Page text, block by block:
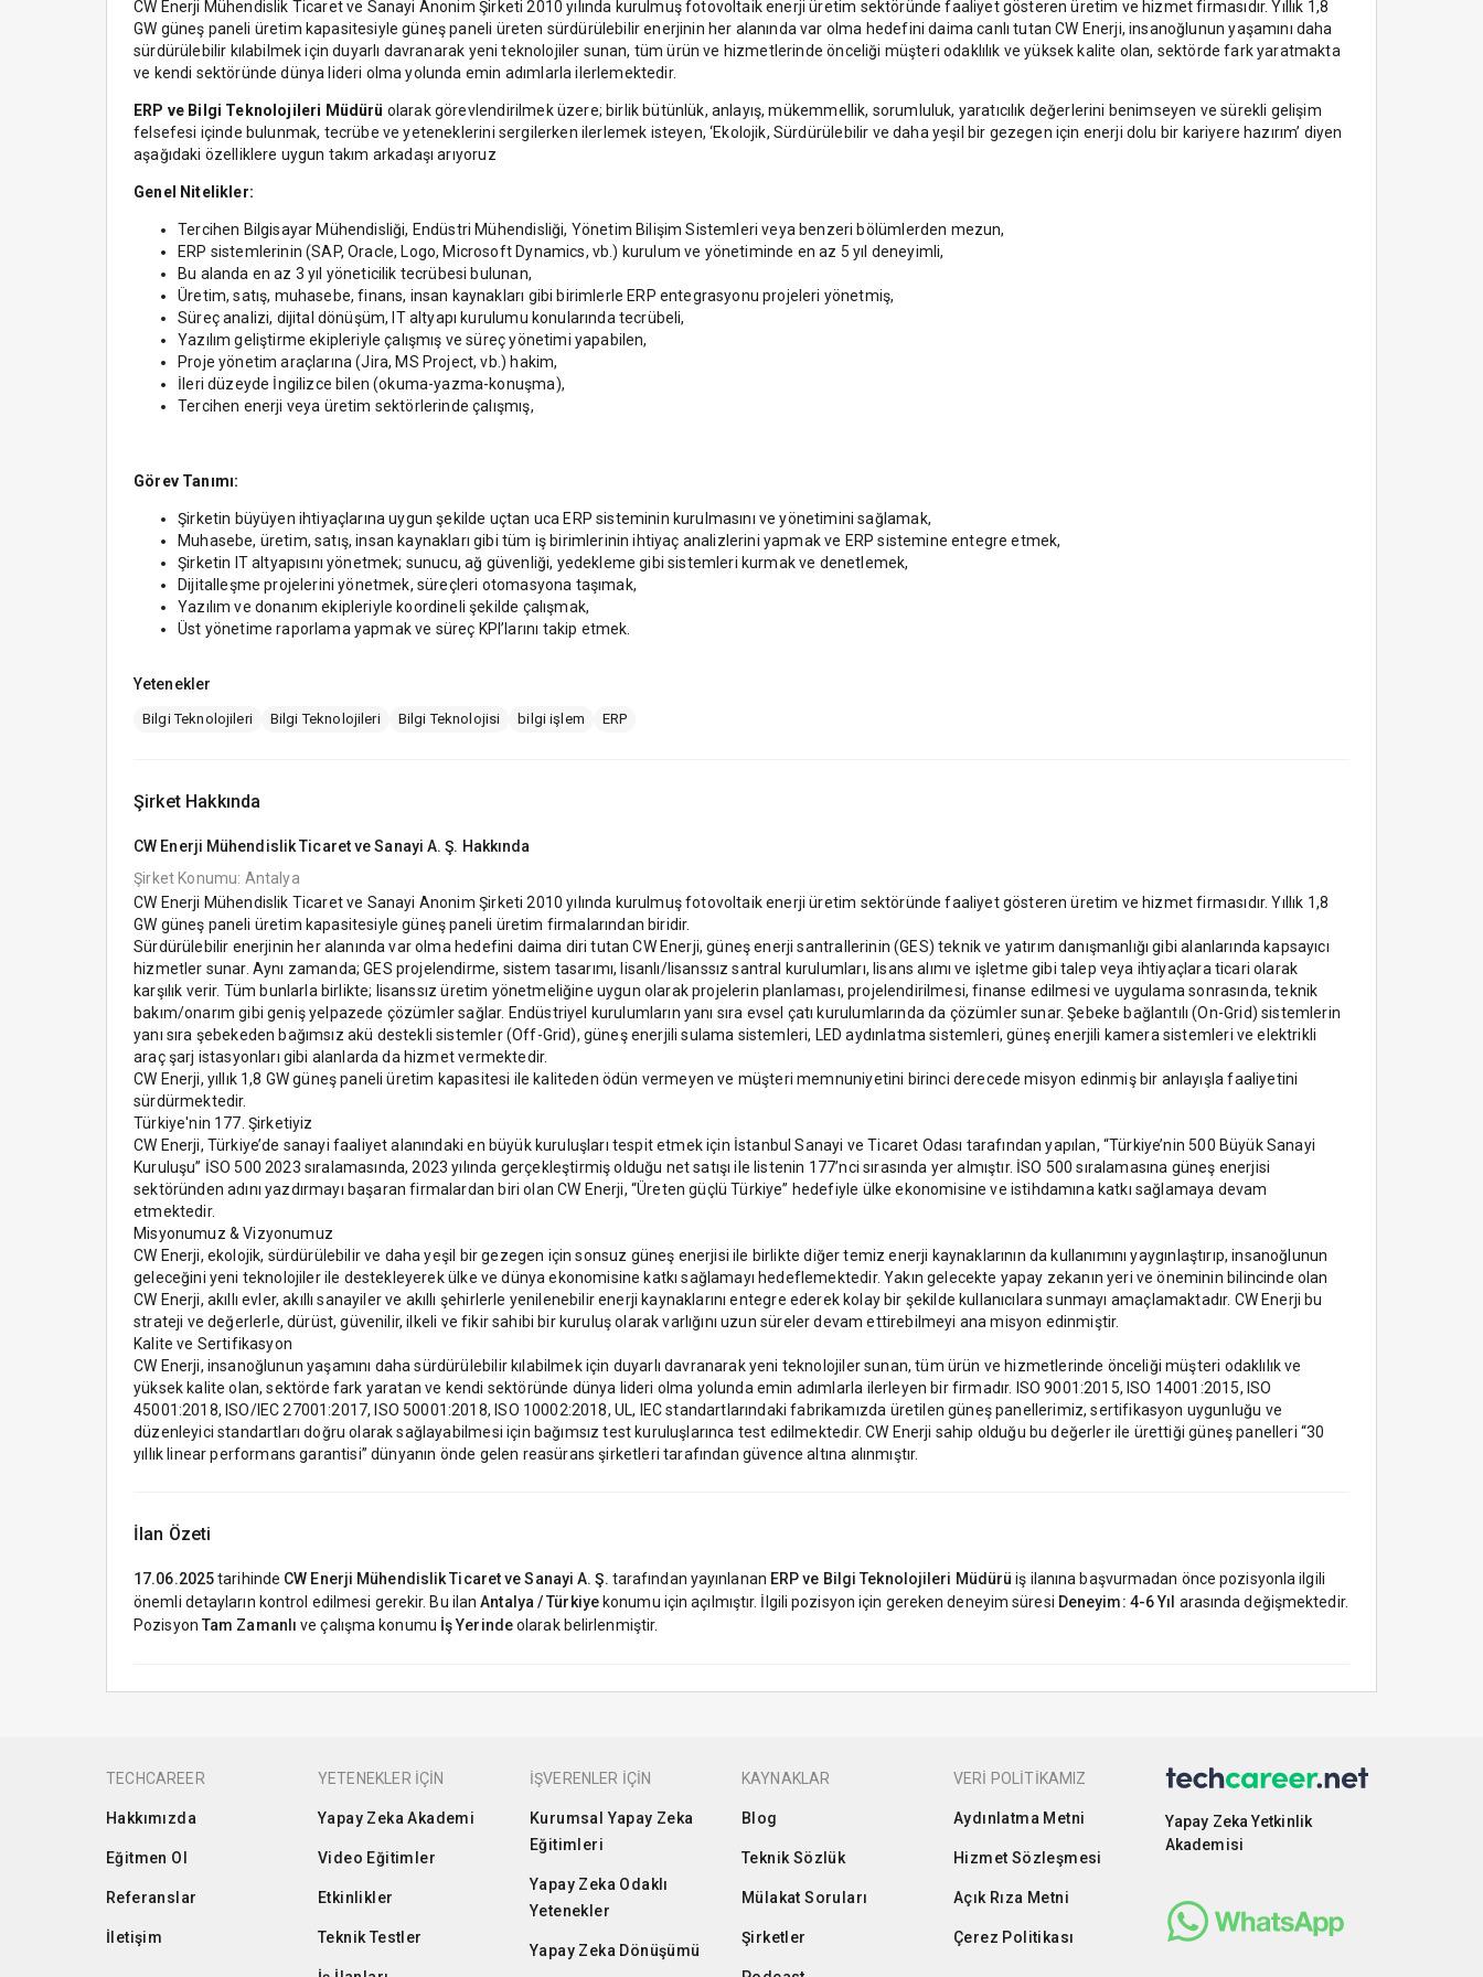
CW Enerji Mühendislik Ticaret ve Sanayi Anonim Şirketi 2010 yılında kurulmuş fotovoltaik enerji üretim sektöründe faaliyet gösteren üretim ve hizmet firmasıdır. Yıllık 1,8
GW güneş paneli üretim kapasitesiyle güneş paneli üreten sürdürülebilir enerjinin her alanında var olma hedefini daima canlı tutan CW Enerji, insanoğlunun yaşamını daha
sürdürülebilir kılabilmek için duyarlı davranarak yeni teknolojiler sunan, tüm ürün ve hizmetlerinde önceliği müşteri odaklılık ve yüksek kalite olan, sektörde fark yaratmakta
ve kendi sektöründe dünya lideri olma yolunda emin adımlarla ilerlemektedir.
ERP ve Bilgi Teknolojileri Müdürü olarak görevlendirilmek üzere; birlik bütünlük, anlayış, mükemmellik, sorumluluk, yaratıcılık değerlerini benimseyen ve sürekli gelişim
felsefesi içinde bulunmak, tecrübe ve yeteneklerini sergilerken ilerlemek isteyen, ‘Ekolojik, Sürdürülebilir ve daha yeşil bir gezegen için enerji dolu bir kariyere hazırım’ diyen
aşağıdaki özelliklere uygun takım arkadaşı arıyoruz
Genel Nitelikler:
Tercihen Bilgisayar Mühendisliği, Endüstri Mühendisliği, Yönetim Bilişim Sistemleri veya benzeri bölümlerden mezun,
ERP sistemlerinin (SAP, Oracle, Logo, Microsoft Dynamics, vb.) kurulum ve yönetiminde en az 5 yıl deneyimli,
Bu alanda en az 3 yıl yöneticilik tecrübesi bulunan,
Üretim, satış, muhasebe, finans, insan kaynakları gibi birimlerle ERP entegrasyonu projeleri yönetmiş,
Süreç analizi, dijital dönüşüm, IT altyapı kurulumu konularında tecrübeli,
Yazılım geliştirme ekipleriyle çalışmış ve süreç yönetimi yapabilen,
Proje yönetim araçlarına (Jira, MS Project, vb.) hakim,
İleri düzeyde İngilizce bilen (okuma-yazma-konuşma),
Tercihen enerji veya üretim sektörlerinde çalışmış,
Görev Tanımı:
Şirketin büyüyen ihtiyaçlarına uygun şekilde uçtan uca ERP sisteminin kurulmasını ve yönetimini sağlamak,
Muhasebe, üretim, satış, insan kaynakları gibi tüm iş birimlerinin ihtiyaç analizlerini yapmak ve ERP sistemine entegre etmek,
Şirketin IT altyapısını yönetmek; sunucu, ağ güvenliği, yedekleme gibi sistemleri kurmak ve denetlemek,
Dijitalleşme projelerini yönetmek, süreçleri otomasyona taşımak,
Yazılım ve donanım ekipleriyle koordineli şekilde çalışmak,
Üst yönetime raporlama yapmak ve süreç KPI’larını takip etmek.
Yetenekler
Bilgi Teknolojileri Bilgi Teknolojileri Bilgi Teknolojisi bilgi işlem ERP
Şirket Hakkında
CW Enerji Mühendislik Ticaret ve Sanayi A. Ş. Hakkında
Şirket Konumu: Antalya
CW Enerji Mühendislik Ticaret ve Sanayi Anonim Şirketi 2010 yılında kurulmuş fotovoltaik enerji üretim sektöründe faaliyet gösteren üretim ve hizmet firmasıdır. Yıllık 1,8
GW güneş paneli üretim kapasitesiyle güneş paneli üretim firmalarından biridir.
Sürdürülebilir enerjinin her alanında var olma hedefini daima diri tutan CW Enerji, güneş enerji santrallerinin (GES) teknik ve yatırım danışmanlığı gibi alanlarında kapsayıcı
hizmetler sunar. Aynı zamanda; GES projelendirme, sistem tasarımı, lisanlı/lisanssız santral kurulumları, lisans alımı ve işletme gibi talep veya ihtiyaçlara ticari olarak
karşılık verir. Tüm bunlarla birlikte; lisanssız üretim yönetmeliğine uygun olarak projelerin planlaması, projelendirilmesi, finanse edilmesi ve uygulama sonrasında, teknik
bakım/onarım gibi geniş yelpazede çözümler sağlar. Endüstriyel kurulumların yanı sıra evsel çatı kurulumlarında da çözümler sunar. Şebeke bağlantılı (On-Grid) sistemlerin
yanı sıra şebekeden bağımsız akü destekli sistemler (Off-Grid), güneş enerjili sulama sistemleri, LED aydınlatma sistemleri, güneş enerjili kamera sistemleri ve elektrikli
araç şarj istasyonları gibi alanlarda da hizmet vermektedir.
CW Enerji, yıllık 1,8 GW güneş paneli üretim kapasitesi ile kaliteden ödün vermeyen ve müşteri memnuniyetini birinci derecede misyon edinmiş bir anlayışla faaliyetini
sürdürmektedir.
Türkiye'nin 177. Şirketiyiz
CW Enerji, Türkiye’de sanayi faaliyet alanındaki en büyük kuruluşları tespit etmek için İstanbul Sanayi ve Ticaret Odası tarafından yapılan, “Türkiye’nin 500 Büyük Sanayi
Kuruluşu” İSO 500 2023 sıralamasında, 2023 yılında gerçekleştirmiş olduğu net satışı ile listenin 177’nci sırasında yer almıştır. İSO 500 sıralamasına güneş enerjisi
sektöründen adını yazdırmayı başaran firmalardan biri olan CW Enerji, “Üreten güçlü Türkiye” hedefiyle ülke ekonomisine ve istihdamına katkı sağlamaya devam
etmektedir.
Misyonumuz & Vizyonumuz
CW Enerji, ekolojik, sürdürülebilir ve daha yeşil bir gezegen için sonsuz güneş enerjisi ile birlikte diğer temiz enerji kaynaklarının da kullanımını yaygınlaştırıp, insanoğlunun
geleceğini yeni teknolojiler ile destekleyerek ülke ve dünya ekonomisine katkı sağlamayı hedeflemektedir. Yakın gelecekte yapay zekanın yeri ve öneminin bilincinde olan
CW Enerji, akıllı evler, akıllı sanayiler ve akıllı şehirlerle yenilenebilir enerji kaynaklarını entegre ederek kolay bir şekilde kullanıcılara sunmayı amaçlamaktadır. CW Enerji bu
strateji ve değerlerle, dürüst, güvenilir, ilkeli ve fikir sahibi bir kuruluş olarak varlığını uzun süreler devam ettirebilmeyi ana misyon edinmiştir.
Kalite ve Sertifikasyon
CW Enerji, insanoğlunun yaşamını daha sürdürülebilir kılabilmek için duyarlı davranarak yeni teknolojiler sunan, tüm ürün ve hizmetlerinde önceliği müşteri odaklılık ve
yüksek kalite olan, sektörde fark yaratan ve kendi sektöründe dünya lideri olma yolunda emin adımlarla ilerleyen bir firmadır. ISO 9001:2015, ISO 14001:2015, ISO
45001:2018, ISO/IEC 27001:2017, ISO 50001:2018, ISO 10002:2018, UL, IEC standartlarındaki fabrikamızda üretilen güneş panellerimiz, sertifikasyon uygunluğu ve
düzenleyici standartları doğru olarak sağlayabilmesi için bağımsız test kuruluşlarınca test edilmektedir. CW Enerji sahip olduğu bu değerler ile ürettiği güneş panelleri “30
yıllık linear performans garantisi” dünyanın önde gelen reasürans şirketleri tarafından güvence altına alınmıştır.
İlan Özeti
17.06.2025tarihinde CW Enerji Mühendislik Ticaret ve Sanayi A. Ş. tarafından yayınlanan ERP ve Bilgi Teknolojileri Müdürü iş ilanına başvurmadan önce pozisyonla ilgili
önemli detayların kontrol edilmesi gerekir. Bu ilanAntalya / Türkiyekonumu için açılmıştır. İlgili pozisyon için gereken deneyim süresi Deneyim: 4-6 Yıl arasında değişmektedir.
Pozisyon Tam Zamanlı ve çalışma konumu İş Yerindeolarak belirlenmiştir.
TECHCAREER
Hakkımızda
Eğitmen Ol
Referanslar
İletişim
YETENEKLER İÇİN
Yapay Zeka Akademi
Video Eğitimler
Etkinlikler
Teknik Testler
İŞVERENLER İÇİN
Kurumsal Yapay Zeka
Eğitimleri
Yapay Zeka Odaklı
Yetenekler
Yapay Zeka Dönüşümü
KAYNAKLAR
Blog
Teknik Sözlük
Mülakat Soruları
Şirketler
VERİ POLİTİKAMIZ
Aydınlatma Metni
Hizmet Sözleşmesi
Açık Rıza Metni
Çerez Politikası
Yapay Zeka Yetkinlik
Akademisi